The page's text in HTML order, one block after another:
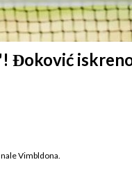
Đoković
Vimbldona.